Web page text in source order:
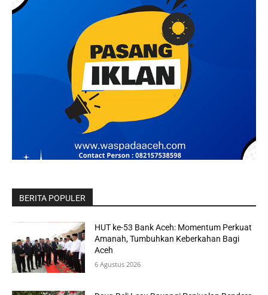
BERITA POPULER
HUT ke-53 Bank Aceh: Momentum Perkuat
Amanah, Tumbuhkan Keberkahan Bagi
Aceh
6 Agustus 2026